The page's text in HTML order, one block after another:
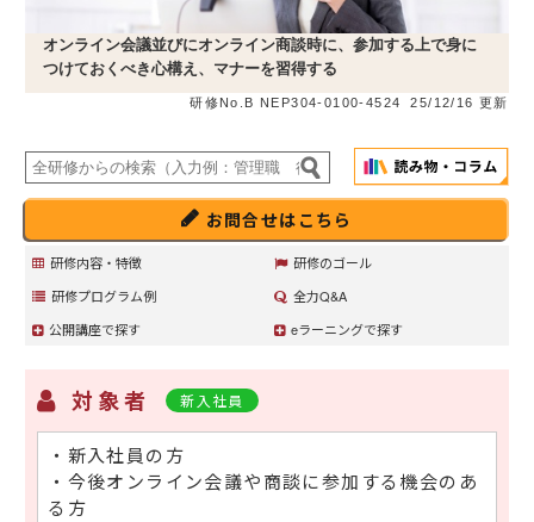
オンライン会議並びにオンライン商談時に、参加する上で身に
つけておくべき心構え、マナーを習得する
研修No.B NEP304-0100-4524 25/12/16 更新
お問合せはこちら
研修内容・特徴
研修のゴール
研修プログラム例
全力Q&A
公開講座で探す
eラーニングで探す
対象者 新入社員
・新入社員の方
・今後オンライン会議や商談に参加する機会のあ
る方